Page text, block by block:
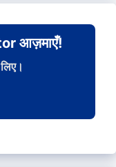
आज़माएँ!